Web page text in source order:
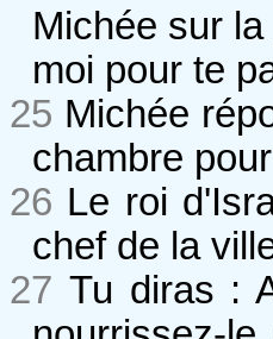
Michée sur
moi pour te
25 Michée
chambre
26 Le roi
chef de la
27 Tu diras :